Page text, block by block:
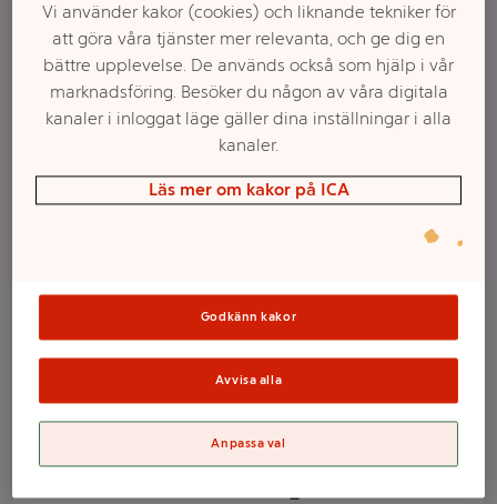
Full Hair Wonder
4-in-1 Fullness
400ml Gliss
Schwarzkopf
Välj butik och handla
Sortimentet kan variera mellan butikerna
Vi använder kakor (cookies) och liknande tekniker för
att göra våra tjänster mer relevanta, och ge dig en
bättre upplevelse. De används också som hjälp i vår
marknadsföring. Besöker du någon av våra digitala
kanaler i inloggat läge gäller dina inställningar i alla
kanaler.
Läs mer om kakor på ICA
Godkänn kakor
Avvisa alla
Anpassa val